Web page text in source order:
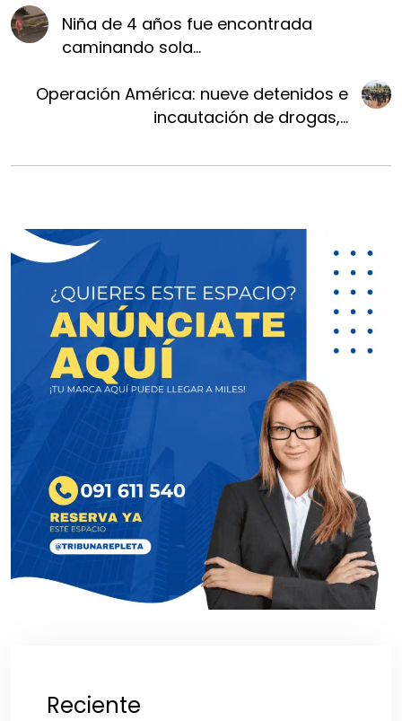
Niña de 4 años fue encontrada
caminando sola...
Operación América: nueve detenidos e
incautación de drogas,...
Reciente